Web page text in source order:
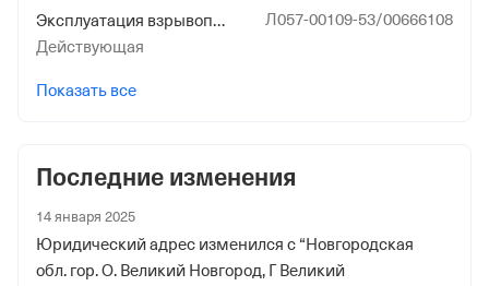
Эксплуатация взрывопожароопасных и химически опасных производственных объектов I, II и III классов опасности
Л057-00109-53/00666108
Действующая
Показать все
Последние изменения
14 января 2025
Юридический адрес изменился с “Новгородская
обл. гор. О. Великий Новгород, Г Великий